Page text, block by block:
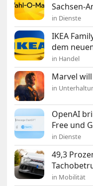
Sachsen-
in Dienste
IKEA
dem
in Handel
Marvel
in
OpenAI
Free und
in Dienste
49,3
in Mobilität